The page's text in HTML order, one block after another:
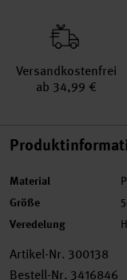
Versand­kosten­frei
ab 34,99 €
Material
Größe
Veredelung
Artikel-Nr. 300138
Bestell-Nr. 3416846